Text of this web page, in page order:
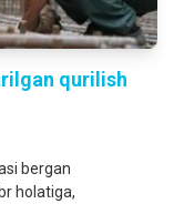
qurilish
bergan
holatiga,